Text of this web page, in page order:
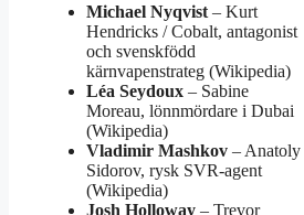
Michael Nyqvist – Kurt
Hendricks / Cobalt, antagonist
och svenskfödd
kärnvapenstrateg (Wikipedia)
Léa Seydoux – Sabine
Moreau, lönnmördare i Dubai
(Wikipedia)
Vladimir Mashkov – Anatoly
Sidorov, rysk SVR-agent
(Wikipedia)
Josh Holloway – Trevor